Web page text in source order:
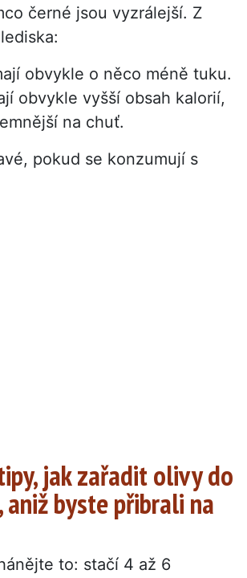
černé jsou vyzrálejší. Z
obvykle o něco méně tuku.
obvykle vyšší obsah kalorií,
na chuť.
pokud se konzumují s
jak zařadit olivy do
byste přibrali na
to: stačí 4 až 6